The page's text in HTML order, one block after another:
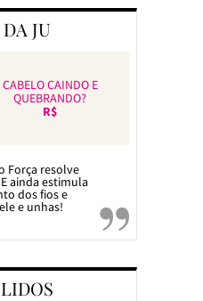
JU
CABELO CAINDO E
QUEBRANDO?
R$
Força resolve
ainda estimula
dos fios e
e unhas!